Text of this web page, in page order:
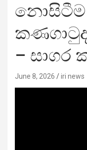
නොසිටීම
– සාගර
June 8, 2026 iri news